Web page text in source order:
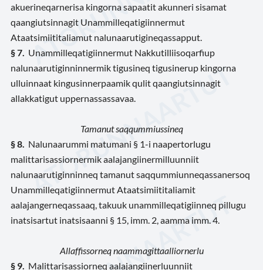
akuerineqarnerisa kingorna sapaatit akunneri sisamat
qaangiutsinnagit Unammilleqatigiinnermut
Ataatsimiititaliamut nalunaarutigineqassapput.
§7. Unammilleqatigiinnermut Nakkutilliisoqarfiup
nalunaarutiginninnermik tigusineq tigusinerup kingorna
ulluinnaat kingusinnerpaamik qulit qaangiutsinnagit
allakkatigut uppernassassavaa.
Tamanut saqqummiussineq
§8. Nalunaarummi matumani § 1-i naapertorlugu
malittarisassiornermik aalajangiinermilluunniit
nalunaarutiginninneq tamanut saqqummiunneqassanersoq
Unammilleqatigiinnermut Ataatsimiititaliamit
aalajangerneqassaaq, takuuk unammilleqatigiinneq pillugu
inatsisartut inatsisaanni § 15, imm. 2, aamma imm. 4.
Allaffissorneq naammagittaalliornerlu
§ 9. Malittarisassiorneq aalajangiinerluunniit